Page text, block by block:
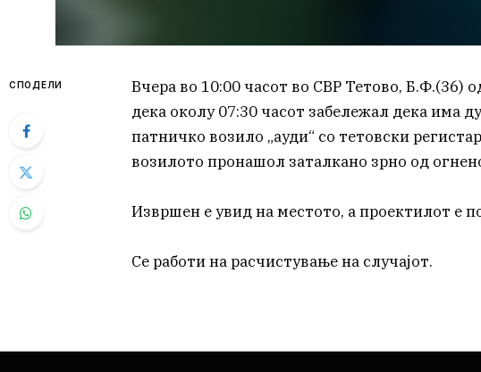
СПОДЕЛИ
Вчера во 10:00 часот во СВР Тетово, Б.Ф.(36)
дека околу 07:30 часот забележал дека има
патничко возило „ауди“ со тетовски
возилото пронашол заталкано зрно од
Извршен е увид на местото, а проектилот е
Се работи на расчистување на случајот.